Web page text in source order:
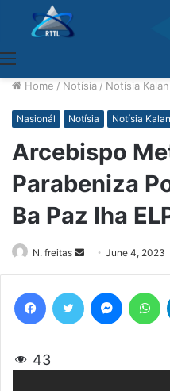
Home / Notísia / Notísia Kalan
Nasionál Notísia Notísia Kalan
Arcebispo
Parabeniza
Ba Paz Iha
N. freitas
Send
an
email
June 4, 2023
43